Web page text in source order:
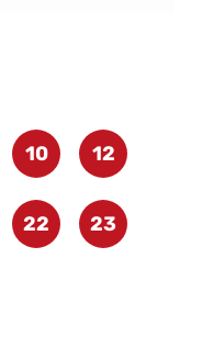
10 12
22 23